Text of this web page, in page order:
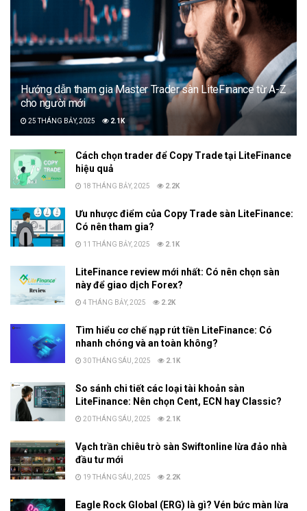
Hướng dẫn tham gia Master Trader sàn LiteFinance từ A-Z
cho người mới
25 THÁNG BẢY, 2025 2.1K
Cách chọn trader để Copy Trade tại LiteFinance
hiệu quả
18 THÁNG BẢY, 2025 2.2K
Ưu nhược điểm của Copy Trade sàn LiteFinance:
Có nên tham gia?
11 THÁNG BẢY, 2025 2.1K
LiteFinance review mới nhất: Có nên chọn sàn
này để giao dịch Forex?
4 THÁNG BẢY, 2025 2.2K
Tìm hiểu cơ chế nạp rút tiền LiteFinance: Có
nhanh chóng và an toàn không?
30 THÁNG SÁU, 2025 2.1K
So sánh chi tiết các loại tài khoản sàn
LiteFinance: Nên chọn Cent, ECN hay Classic?
20 THÁNG SÁU, 2025 2.1K
Vạch trần chiêu trò sàn Swiftonline lừa đảo nhà
đầu tư mới
19 THÁNG SÁU, 2025 2.2K
Eagle Rock Global (ERG) là gì? Vén bức màn lừa